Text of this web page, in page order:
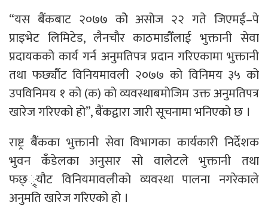
“यस बैंकबाट २०७७ कोे असोज २२ गते जिएमई–पे
प्राइभेट लिमिटेड, लैनचौर काठमाडौँलाई भुक्तानी सेवा
प्रदायकको कार्य गर्न अनुमतिपत्र प्रदान गरिएकामा भुक्तानी
तथा फर्छ्याैट विनियमावली २०७७ को विनिमय ३५ को
उपविनिमय १ को (क) को व्यवस्थाबमोजिम उक्त अनुमतिपत्र
खारेज गरिएको हो”, बैंकद्वारा जारी सूचनामा भनिएको छ ।
राष्ट्र बैैंकका भुक्तानी सेवा विभागका कार्यकारी निर्देशक
भुवन कँडेलका अनुसार सो वालेटले भुक्तानी तथा
फछ््र्यौट विनियमावलीको व्यवस्था पालना नगरेकाले
अनुमति खारेज गरिएको हो ।